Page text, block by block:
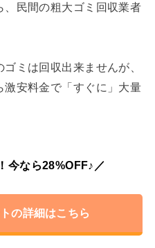
民間の粗大ゴミ回収業者
ミは回収出来ませんが、
激安料金で「すぐに」大量
今なら28%OFF♪／
の詳細はこちら